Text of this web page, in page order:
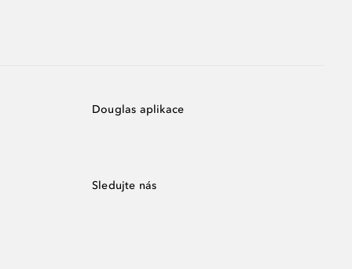
Douglas aplikace
Sledujte nás